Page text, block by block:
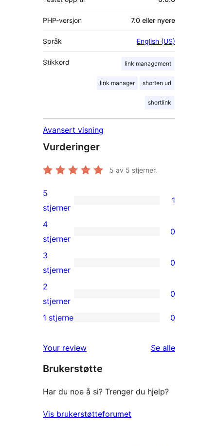
PHP-versjon 7.0 eller nyere
Språk English (US)
Stikkord link management
link manager shorten url
shortlink
Avansert visning
Vurderinger
5 av 5 stjerner.
1
5-
star
review
5
stjerner
1
0
4-
star
reviews
4
stjerner
0
0
3-
star
reviews
3
stjerner
0
0
2-
reviews
2
stjerner
0
star
reviews
1 stjerne 0
Your review Se alleomtalene
Brukerstøtte
Har du noe å si? Trenger du hjelp?
Vis brukerstøtteforumet